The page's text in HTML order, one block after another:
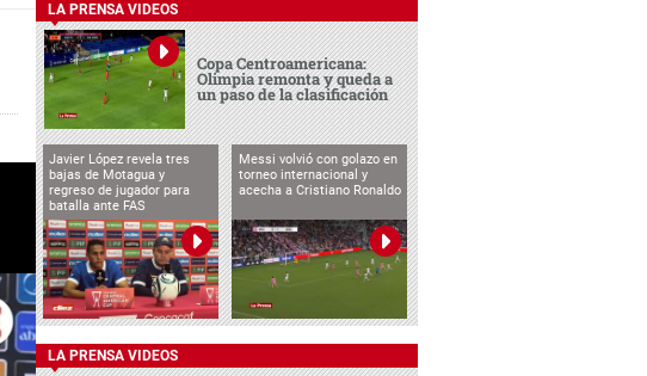
LA PRENSA VIDEOS
Copa Centroamericana:
Olimpia remonta y queda a
un paso de la clasificación
Javier López revela tres
bajas de Motagua y
regreso de jugador para
batalla ante FAS
Messi volvió con golazo en
torneo internacional y
acecha a Cristiano Ronaldo
LA PRENSA VIDEOS